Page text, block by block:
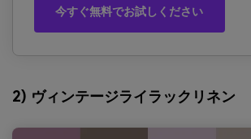
今すぐ無料でお試しください
2) ヴィンテージライラックリネン